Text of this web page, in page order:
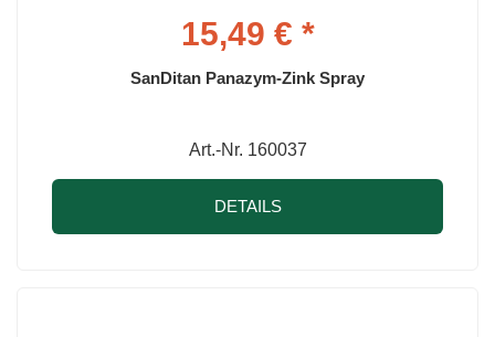
15,49 € *
SanDitan Panazym-Zink Spray
Art.-Nr. 160037
DETAILS